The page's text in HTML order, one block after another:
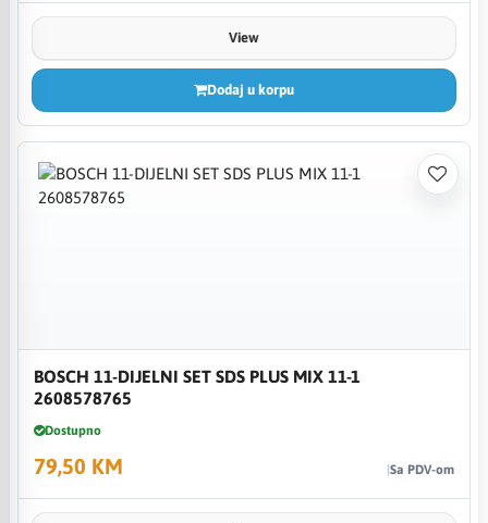
View
Dodaj u korpu
BOSCH 11-DIJELNI SET SDS PLUS MIX 11-1
2608578765
Dostupno
79,50 KM Sa PDV-om